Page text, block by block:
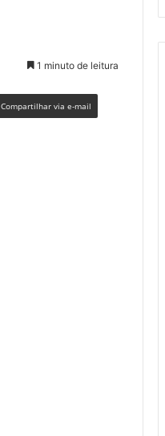
1 minuto de leitura
Compartilhar via e-mail